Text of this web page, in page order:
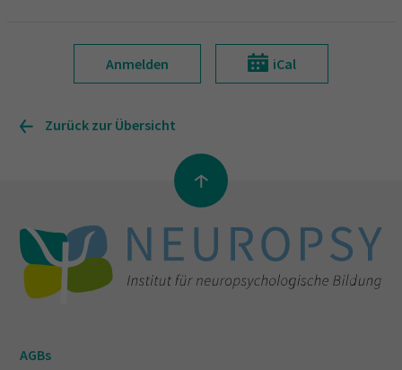
Anmelden iCal
Zurück zur Übersicht
AGBs